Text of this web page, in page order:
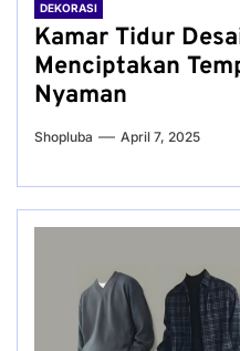
DEKORASI
Kamar Tidur
Menciptakan
Nyaman
Shopluba April 7, 2025